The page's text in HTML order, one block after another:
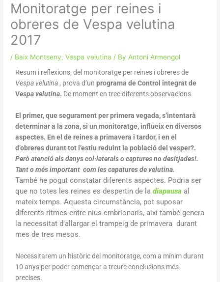
Monitoratge per reines i
obreres de Vespa velutina
2017
/ Baix Montseny,Vespa velutina / By Antoni Armengol
Resum i reflexions, del monitoratge per reines i obreres de
Vespa velutina , prova d’un programa de Control integrat de
Vespa velutina. De moment en trec diferents observacions.
El primer, que segurament per primera vegada, s’intentarà
determinar a la zona, si un monitoratge, influeix en diversos
aspectes. En el de reines a primavera i tardor, i en el
d’obreres durant tot l’estiu reduint la població del vesper?.
Però atenció als danys col·laterals o captures no desitjades!.
Tant o més important com les capatures de velutina.
També he pogut constatar diferents aspectes. Podria ser
que no totes les reines es despertin de ladiapausa al
mateix temps. Aquesta circumstància, pot suposar
diferents ritmes entre nius embrionaris, així també genera
la necessitat d’allargar el trampeig de primavera durant
mes de tres mesos.
Necessitarem un històric del monitoratge, com a mínim durant
10 anys per poder començar a treure conclusions més
precises.